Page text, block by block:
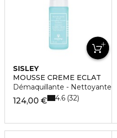
SISLEY
MOUSSE CREME ECLAT
Démaquillante - Nettoyante
124,00 € 4.6 32